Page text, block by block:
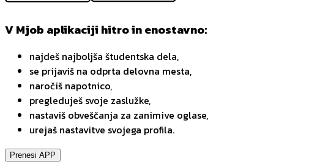
V Mjob aplikaciji hitro in enostavno:
najdeš najboljša študentska dela,
se prijaviš na odprta delovna mesta,
naročiš napotnico,
pregleduješ svoje zaslužke,
nastaviš obveščanja za zanimive oglase,
urejaš nastavitve svojega profila.
Prenesi APP